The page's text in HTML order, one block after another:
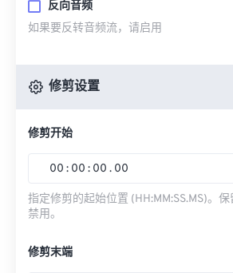
反向音频
如果要反转音频流，请启用
修剪设置
修剪开始
00 : 00 : 00 . 00
指定修剪的起始位置 (HH:MM:SS.MS)。
禁用。
修剪末端